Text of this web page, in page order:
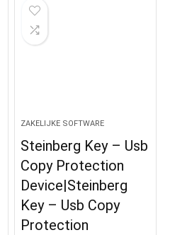
ZAKELIJKE SOFTWARE
Steinberg Key – Usb
Copy Protection
Device|Steinberg
Key – Usb Copy
Protection